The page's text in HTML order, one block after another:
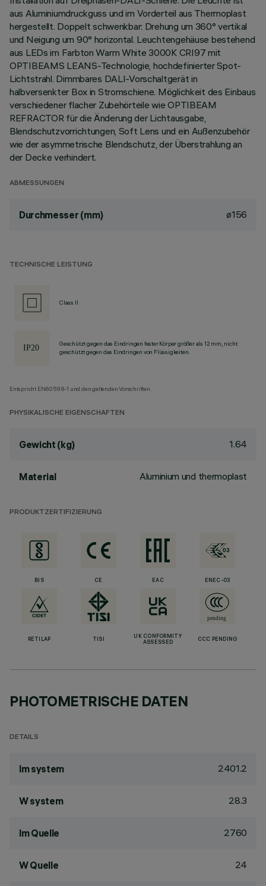
aus Aluminiumdruckguss und im Vorderteil aus Thermoplast
hergestellt. Doppelt schwenkbar: Drehung um 360° vertikal
und Neigung um 90° horizontal. Leuchtengehäuse bestehend
aus LEDs im Farbton Warm White 3000K CRI97 mit
OPTIBEAMS LEANS-Technologie, hochdefinierter Spot-
Lichtstrahl. Dimmbares DALI-Vorschaltgerät in
halbversenkter Box in Stromschiene. Möglichkeit des Einbaus
verschiedener flacher Zubehörteile wie OPTIBEAM
REFRACTOR für die Änderung der Lichtausgabe,
Blendschutzvorrichtungen, Soft Lens und ein Außenzubehör
wie der asymmetrische Blendschutz, der Überstrahlung an
der Decke verhindert.
ABMESSUNGEN
Durchmesser (mm) ø156
TECHNISCHE LEISTUNG
Class II
Geschützt gegen das Eindringen fester Körper größer als 12 mm, nicht
geschützt gegen das Eindringen von Flüssigkeiten.
Entspricht EN60598-1 und den geltenden Vorschriften.
PHYSIKALISCHE EIGENSCHAFTEN
Gewicht (kg) 1.64
Material Aluminium und thermoplast
PRODUKTZERTIFIZIERUNG
BIS CE EAC ENEC-03
RETILAP TISI
UK CONFORMITY
ASSESSED
CCC PENDING
PHOTOMETRISCHE DATEN
DETAILS
lm system 2401.2
W system 28.3
lm Quelle 2760
W Quelle 24